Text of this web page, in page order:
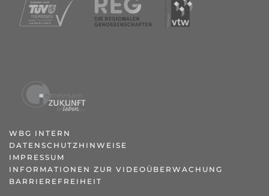
WBG INTERN
DATENSCHUTZHINWEISE
IMPRESSUM
INFORMATIONEN ZUR VIDEOÜBERWACHUNG
BARRIEREFREIHEIT